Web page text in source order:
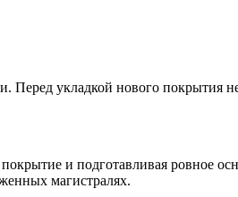
Перед укладкой нового
и подготавливая ровное
магистралях.